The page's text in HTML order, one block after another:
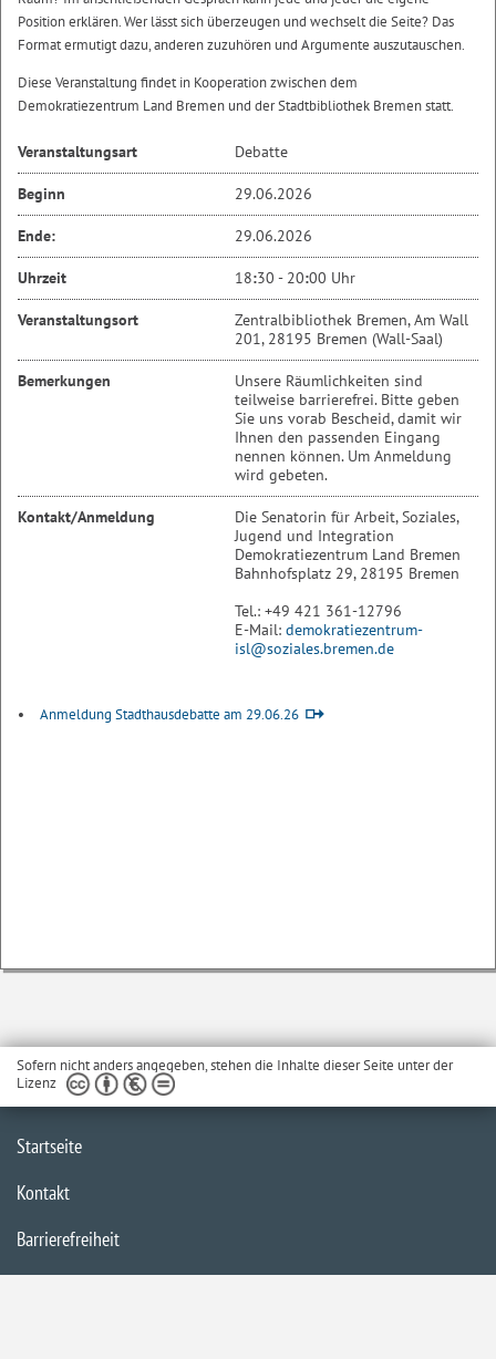
Position erklären. Wer lässt sich überzeugen und wechselt die Seite? Das
Format ermutigt dazu, anderen zuzuhören und Argumente auszutauschen.
Diese Veranstaltung findet in Kooperation zwischen dem
Demokratiezentrum Land Bremen und der Stadtbibliothek Bremen statt.
Veranstaltungsart Debatte
Beginn 29.06.2026
Ende: 29.06.2026
Uhrzeit 18:30 - 20:00 Uhr
Veranstaltungsort
Zentralbibliothek Bremen, Am Wall
201, 28195 Bremen (Wall-Saal)
Bemerkungen
Unsere Räumlichkeiten sind
teilweise barrierefrei. Bitte geben
Sie uns vorab Bescheid, damit wir
Ihnen den passenden Eingang
nennen können. Um Anmeldung
wird gebeten.
Kontakt/Anmeldung
Die Senatorin für Arbeit, Soziales,
Jugend und Integration
Demokratiezentrum Land Bremen
Bahnhofsplatz 29, 28195 Bremen
Tel.: +49 421 361-12796
E-Mail: demokratiezentrum-
isl@soziales.bremen.de
Anmeldung Stadthausdebatte am 29.06.26
Sofern nicht anders angegeben, stehen die Inhalte dieser Seite unter der
Lizenz
Startseite
Kontakt
Barrierefreiheit